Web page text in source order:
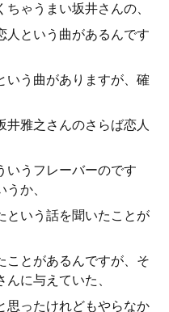
ゃうまい坂井さんの、
人という曲があるんです
いう曲がありますが、確
井雅之さんのさらば恋人
いうフレーバーのです
か、
という話を聞いたことが
ことがあるんですが、そ
に与えていた、
思ったけれどもやらなか